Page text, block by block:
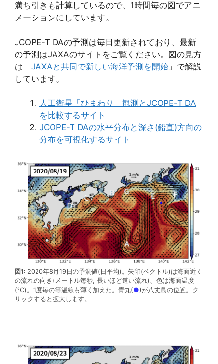
満ち引きも計算しているので、1時間毎の図でアニ
メーションにしています。
JCOPE-T DAの予測は毎日更新されており、最新
の予測はJAXAのサイトをご覧ください。図の見方
は「JAXAと共同で新しい海洋予測を開始 」で解説
しています。
人工衛星「ひまわり」観測とJCOPE-T DA
を比較するサイト
JCOPE-T DAの水平分布と深さ(鉛直)方向の
分布を可視化するサイト
図1: 2020年8月19日の予測値(日平均)。矢印(ベクトル)は海面近く
の流れの向き(メートル毎秒, 長いほど速い流れ)、色は海面温度
(°C)。1度毎の等温線も薄く加えた。青丸(●)が八丈島の位置。ク
リックすると拡大します。